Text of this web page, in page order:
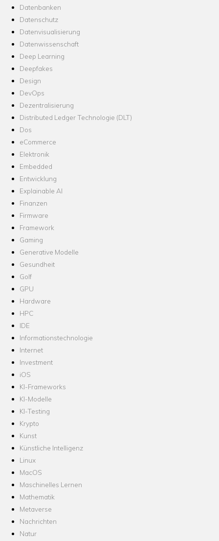
Datenbanken
Datenschutz
Datenvisualisierung
Datenwissenschaft
Deep Learning
Deepfakes
Design
DevOps
Dezentralisierung
Distributed Ledger Technologie (DLT)
Dos
eCommerce
Elektronik
Embedded
Entwicklung
Explainable AI
Finanzen
Firmware
Framework
Gaming
Generative Modelle
Gesundheit
Golf
GPU
Hardware
HPC
IDE
Informationstechnologie
Internet
Investment
iOS
KI-Frameworks
KI-Modelle
KI-Testing
Krypto
Kunst
Künstliche Intelligenz
Linux
MacOS
Maschinelles Lernen
Mathematik
Metaverse
Nachrichten
Natur